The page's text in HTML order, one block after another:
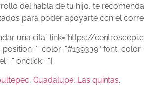
del habla de tu hijo, te
para poder apoyarte con el
una cita” link=”https://
color=”#139339″
onclick=””]
, Guadalupe, Las quintas.